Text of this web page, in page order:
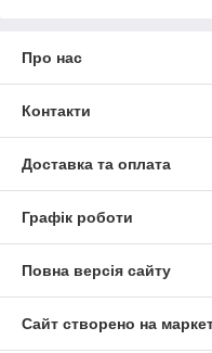
Про нас
Контакти
Доставка та оплата
Графік роботи
Повна версія сайту
Сайт створено на